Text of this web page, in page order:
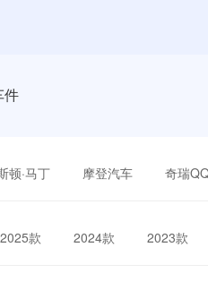
件
顿·马丁 摩登汽车 奇瑞
2025款 2024款 2023款